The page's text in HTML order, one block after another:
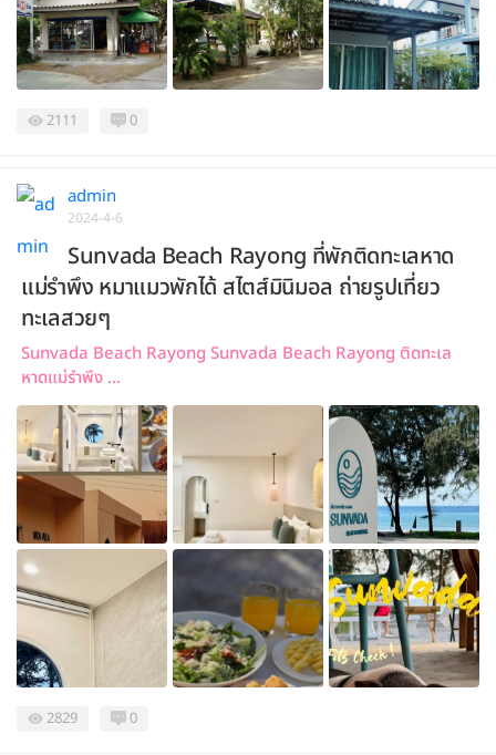
2111 0
admin
2024-4-6
Sunvada Beach Rayong ที่พักติดทะเลหาด
แม่รำพึง หมาแมวพักได้ สไตส์มินิมอล ถ่ายรูปเที่ยว
ทะเลสวยๆ
Sunvada Beach Rayong Sunvada Beach Rayong ติดทะเล
หาดแม่รำพึง ...
2829 0